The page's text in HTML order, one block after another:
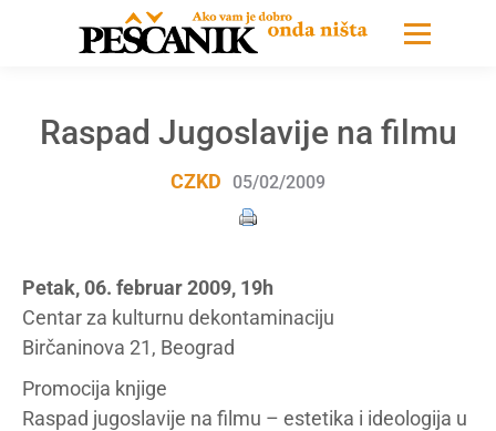
Raspad Jugoslavije na filmu
CZKD 05/02/2009
Petak, 06. februar 2009, 19h
Centar za kulturnu dekontaminaciju
Birčaninova 21, Beograd
Promocija knjige
Raspad jugoslavije na filmu – estetika i ideologija u